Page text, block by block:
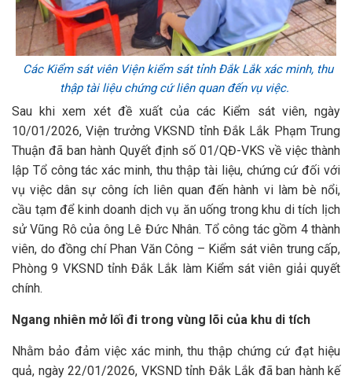
Các Kiểm sát viên Viện kiểm sát tỉnh Đắk Lắk xác minh, thu
thập tài liệu chứng cứ liên quan đến vụ việc.
Sau khi xem xét đề xuất của các Kiểm sát viên, ngày
10/01/2026, Viện trưởng VKSND tỉnh Đắk Lắk Phạm Trung
Thuận đã ban hành Quyết định số 01/QĐ-VKS về việc thành
lập Tổ công tác xác minh, thu thập tài liệu, chứng cứ đối với
vụ việc dân sự công ích liên quan đến hành vi làm bè nổi,
cầu tạm để kinh doanh dịch vụ ăn uống trong khu di tích lịch
sử Vũng Rô của ông Lê Đức Nhân. Tổ công tác gồm 4 thành
viên, do đồng chí Phan Văn Công – Kiểm sát viên trung cấp,
Phòng 9 VKSND tỉnh Đắk Lắk làm Kiểm sát viên giải quyết
chính.
Ngang nhiên mở lối đi trong vùng lõi của khu di tích
Nhằm bảo đảm việc xác minh, thu thập chứng cứ đạt hiệu
quả, ngày 22/01/2026, VKSND tỉnh Đắk Lắk đã ban hành kế